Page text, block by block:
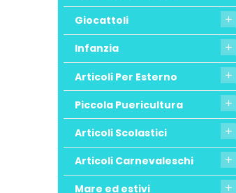
Giocattoli 
Infanzia 
Articoli Per Esterno 
Piccola Puericultura 
Articoli Scolastici 
Articoli Carnevaleschi 
Mare ed estivi 